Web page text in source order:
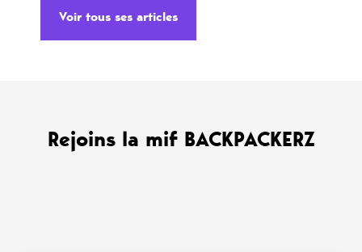
Voir tous ses articles
Rejoins la mif BACKPACKERZ